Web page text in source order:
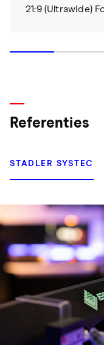
21:9 (Ultrawide)
Referenties
STADLER SYSTEC